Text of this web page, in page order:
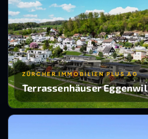
ZÜRCHER IMMOBILIEN PLUS AG
Terrassenhäuser Eggenwil